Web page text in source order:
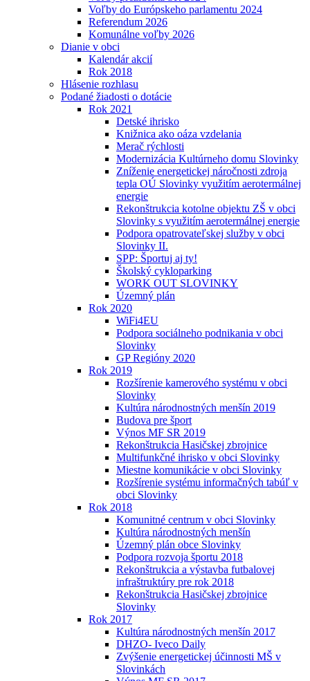
Voľby do Európskeho parlamentu 2024
Referendum 2026
Komunálne voľby 2026
Dianie v obci
Kalendár akcií
Rok 2018
Hlásenie rozhlasu
Podané žiadosti o dotácie
Rok 2021
Detské ihrisko
Knižnica ako oáza vzdelania
Merač rýchlosti
Modernizácia Kultúrneho domu Slovinky
Zníženie energetickej náročnosti zdroja
tepla OÚ Slovinky využitím aerotermálnej
energie
Rekonštrukcia kotolne objektu ZŠ v obci
Slovinky s využitím aerotermálnej energie
Podpora opatrovateľskej služby v obci
Slovinky II.
SPP: Športuj aj ty!
Školský cykloparking
WORK OUT SLOVINKY
Územný plán
Rok 2020
WiFi4EU
Podpora sociálneho podnikania v obci
Slovinky
GP Regióny 2020
Rok 2019
Rozšírenie kamerového systému v obci
Slovinky
Kultúra národnostných menšín 2019
Budova pre šport
Výnos MF SR 2019
Rekonštrukcia Hasičskej zbrojnice
Multifunkčné ihrisko v obci Slovinky
Miestne komunikácie v obci Slovinky
Rozšírenie systému informačných tabúľ v
obci Slovinky
Rok 2018
Komunitné centrum v obci Slovinky
Kultúra národnostných menšín
Územný plán obce Slovinky
Podpora rozvoja športu 2018
Rekonštrukcia a výstavba futbalovej
infraštruktúry pre rok 2018
Rekonštrukcia Hasičskej zbrojnice
Slovinky
Rok 2017
Kultúra národnostných menšín 2017
DHZO- Iveco Daily
Zvýšenie energetickej účinnosti MŠ v
Slovinkách